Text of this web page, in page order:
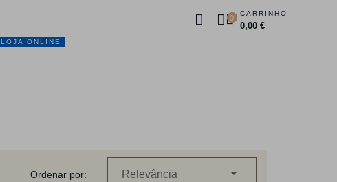
0 CARRINHO
0,00 €
LOJA ONLINE
Ordenar por: Relevância 